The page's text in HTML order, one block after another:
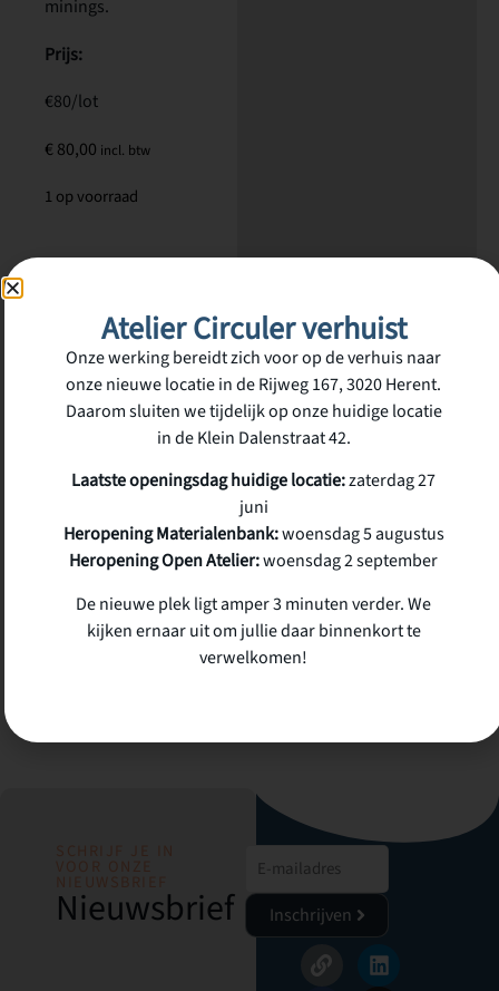
minings.
Prijs:
€80/lot
€80,00 incl. btw
1 op voorraad
SCHRIJF JE IN
VOOR ONZE
NIEUWSBRIEF
Nieuwsbrief Inschrijven
Atelier Circuler verhuist
Onze werking bereidt zich voor op de verhuis naar
onze nieuwe locatie in de Rijweg 167, 3020 Herent.
Daarom sluiten we tijdelijk op onze huidige locatie
in de Klein Dalenstraat 42.
Laatste openingsdag huidige locatie:zaterdag 27
juni
Heropening Materialenbank:woensdag 5 augustus
Heropening Open Atelier:woensdag 2 september
De nieuwe plek ligt amper 3 minuten verder. We
kijken ernaar uit om jullie daar binnenkort te
verwelkomen!